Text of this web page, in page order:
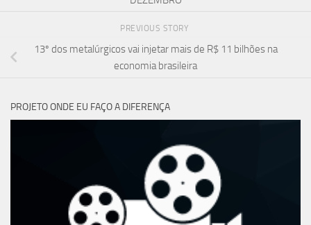
PREVIOUS STORY
13º dos metalúrgicos vai injetar mais de R$ 11 bilhões na
economia brasileira
PROJETO ONDE EU FAÇO A DIFERENÇA